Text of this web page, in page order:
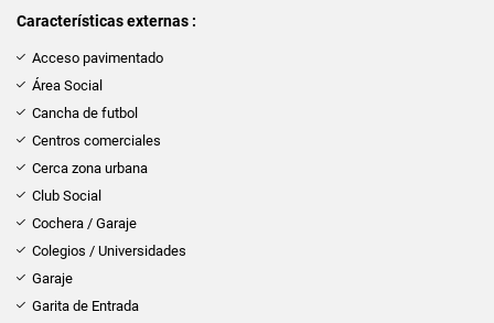
Características externas :
Acceso pavimentado
Área Social
Cancha de futbol
Centros comerciales
Cerca zona urbana
Club Social
Cochera / Garaje
Colegios / Universidades
Garaje
Garita de Entrada